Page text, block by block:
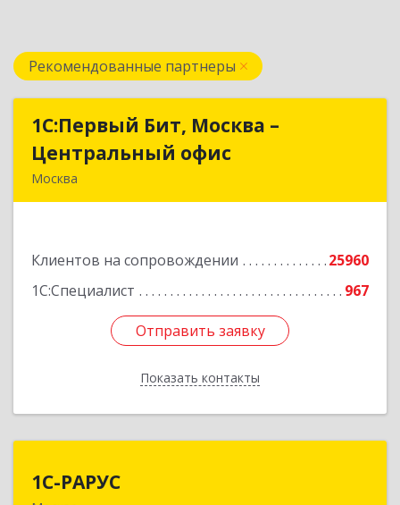
Рекомендованные партнеры
1С:Первый Бит, Москва –
Центральный офис
Москва
Клиентов на сопровождении
25960
1С:Специалист
967
Отправить заявку
Показать контакты
1С:Первый Бит, Москва –
Центральный офис
Отправить заявку
Назад
1С-РАРУС